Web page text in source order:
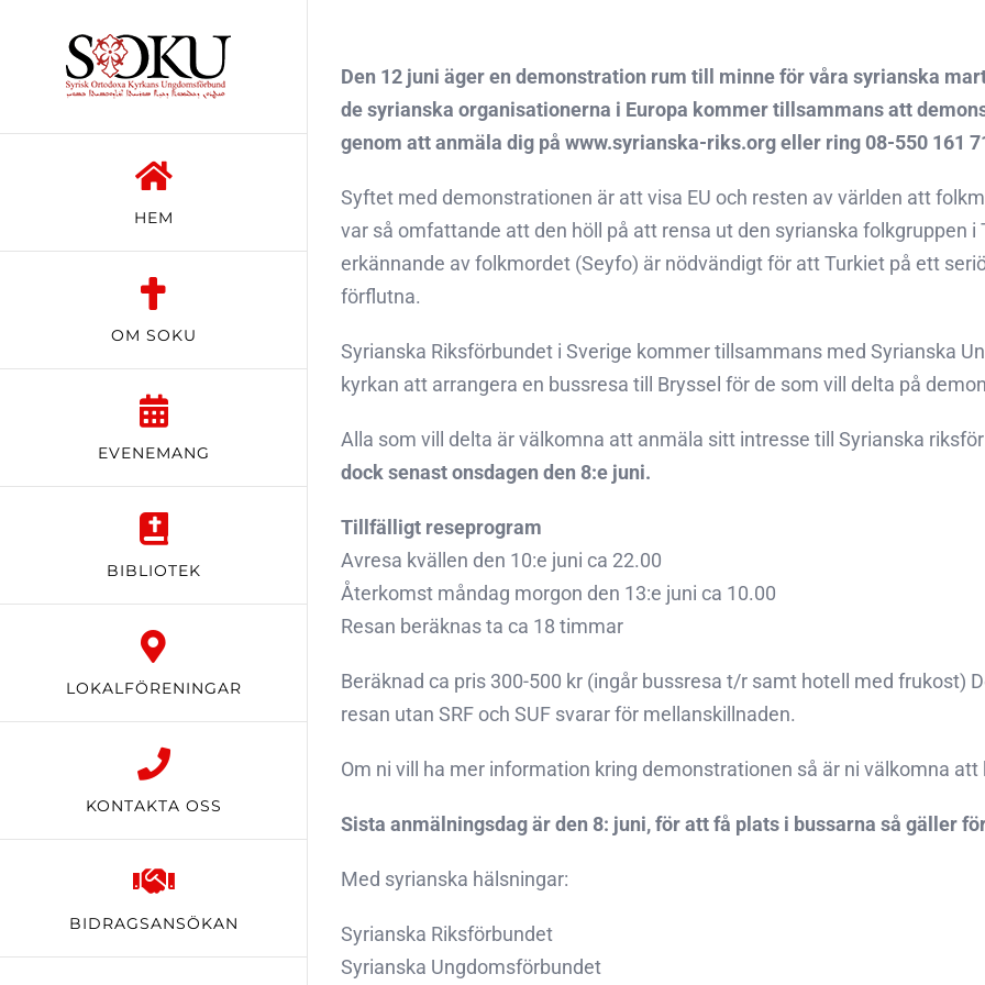
innehållet
HEM
OM SOKU
EVENEMANG
BIBLIOTEK
LOKALFÖRENINGAR
KONTAKTA OSS
BIDRAGSANSÖKAN
Den 12 juni äger en demonstration rum till minne för våra syrianska
de syrianska organisationerna i Europa kommer tillsammans att
genom att anmäla dig på www.syrianska-riks.org eller ring 08-550 161
Syftet med demonstrationen är att visa EU och resten av världen att
var så omfattande att den höll på att rensa ut den syrianska folkgruppen
erkännande av folkmordet (Seyfo) är nödvändigt för att Turkiet på ett
förflutna.
Syrianska Riksförbundet i Sverige kommer tillsammans med Syrianska
kyrkan att arrangera en bussresa till Bryssel för de som vill delta på
Alla som vill delta är välkomna att anmäla sitt intresse till Syrianska
dock senast onsdagen den 8:e juni.
Tillfälligt reseprogram
Avresa kvällen den 10:e juni ca 22.00
Återkomst måndag morgon den 13:e juni ca 10.00
Resan beräknas ta ca 18 timmar
Beräknad ca pris 300-500 kr (ingår bussresa t/r samt hotell med frukost)
resan utan SRF och SUF svarar för mellanskillnaden.
Om ni vill ha mer information kring demonstrationen så är ni välkomna
Sista anmälningsdag är den 8: juni, för att få plats i bussarna så gäller
Med syrianska hälsningar:
Syrianska Riksförbundet
Syrianska Ungdomsförbundet